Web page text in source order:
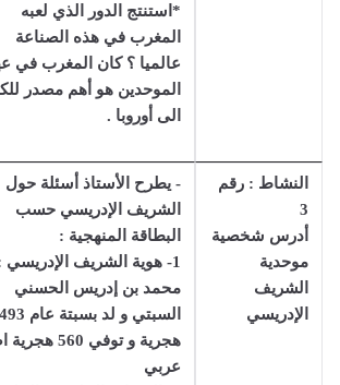
*استنتج الدور الذي لعبه
المغرب في هذه الصناعة
عالميا ؟ كان المغرب في
الموحدين هو أهم مصدر
الى أوروبا .
النشاط : رقم
3
أدرس شخصية
موحدية
الشريف
الإدريسي
- يطرح الأستاذ أسئلة حول
الشريف الإدريسي حسب
البطاقة المنهجية :
1- هوية الشريف الإدريسي
محمد بن إدريس الحسني
السبتي و لد بسبتة عام 493
هجرية و توفي 560
عربي